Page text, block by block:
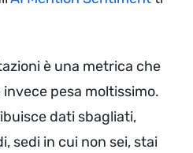
è una metrica che
pesa moltissimo.
dati sbagliati,
sedi in cui non sei, stai